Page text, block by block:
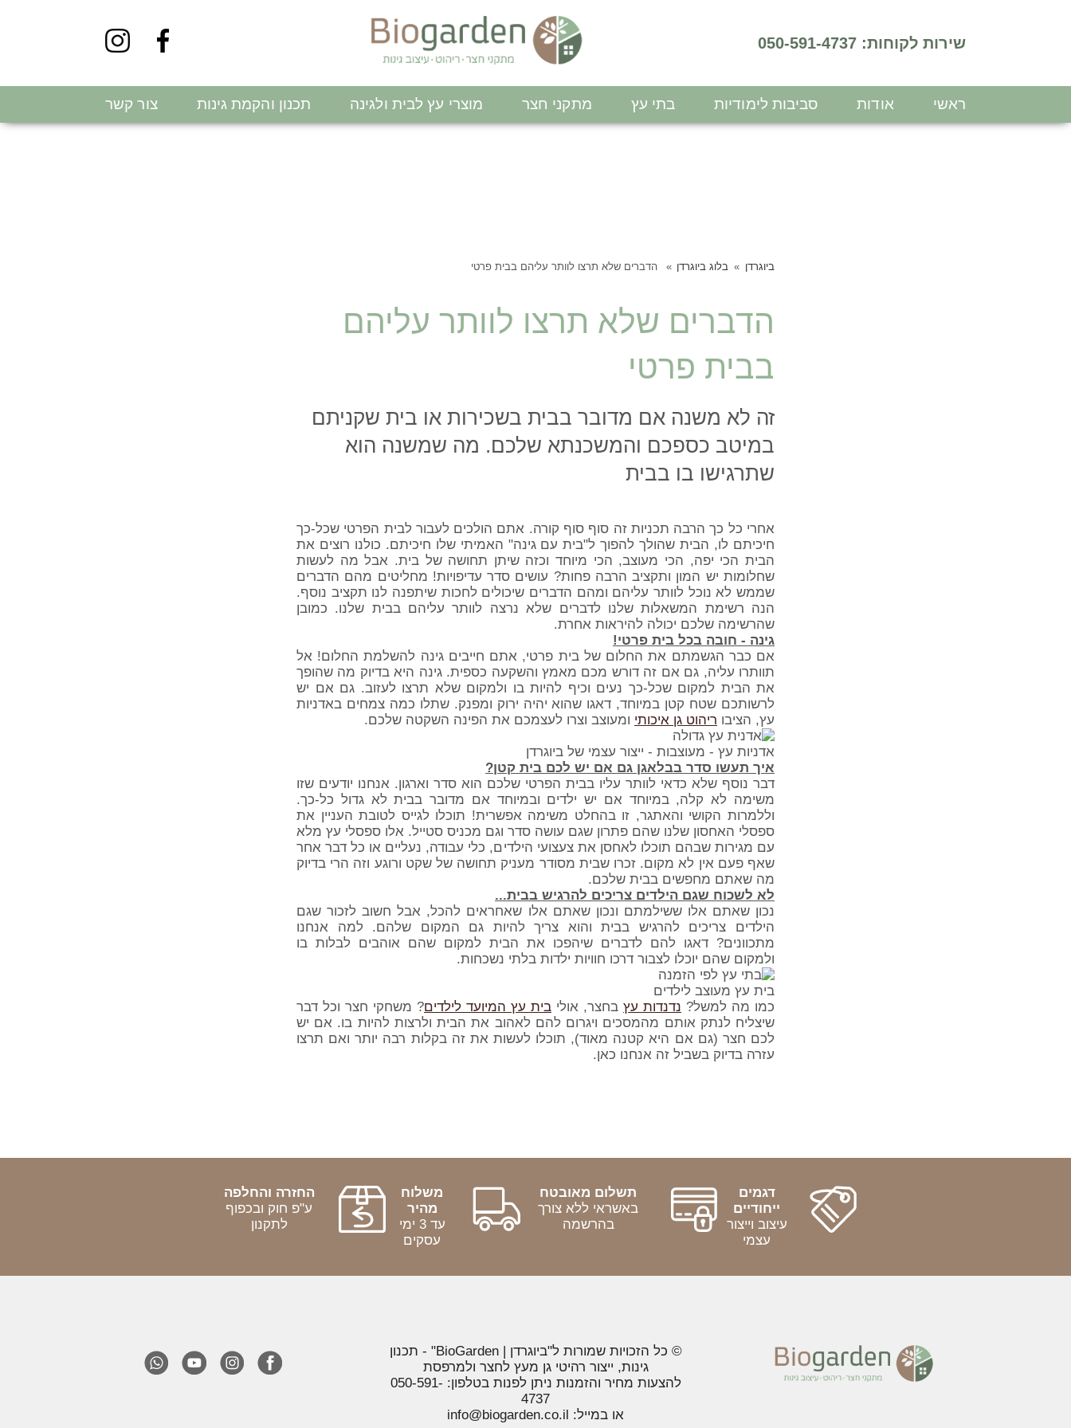
שירות לקוחות: 050-591-4737
ראשי אודות סביבות לימודיות בתי עץ מתקני חצר מוצרי עץ לבית ולגינה תכנון והקמת גינות צור קשר
ביוגרדן בלוג ביוגרדן הדברים שלא תרצו לוותר עליהם בבית פרטי
הדברים שלא תרצו לוותר עליהם
בבית פרטי
זה לא משנה אם מדובר בבית בשכירות או בית שקניתם
במיטב כספכם והמשכנתא שלכם. מה שמשנה הוא
שתרגישו בו בבית
אחרי כל כך הרבה תכניות זה סוף סוף קורה. אתם הולכים לעבור לבית הפרטי שכל-כך
חיכיתם לו, הבית שהולך להפוך ל"בית עם גינה" האמיתי שלו חיכיתם. כולנו רוצים את
הבית הכי יפה, הכי מעוצב, הכי מיוחד וכזה שיתן תחושה של בית. אבל מה לעשות
שחלומות יש המון ותקציב הרבה פחות? עושים סדר עדיפויות! מחליטים מהם הדברים
שממש לא נוכל לוותר עליהם ומהם הדברים שיכולים לחכות שיתפנה לנו תקציב נוסף.
הנה רשימת המשאלות שלנו לדברים שלא נרצה לוותר עליהם בבית שלנו. כמובן
שהרשימה שלכם יכולה להיראות אחרת.
גינה - חובה בכל בית פרטי!
אם כבר הגשמתם את החלום של בית פרטי, אתם חייבים גינה להשלמת החלום! אל
תוותרו עליה, גם אם זה דורש מכם מאמץ והשקעה כספית. גינה היא בדיוק מה שהופך
את הבית למקום שכל-כך נעים וכיף להיות בו ולמקום שלא תרצו לעזוב. גם אם יש
לרשותכם שטח קטן במיוחד, דאגו שהוא יהיה ירוק ומפנק. שתלו כמה צמחים באדניות
עץ, הציבו ריהוט גן איכותי ומעוצב וצרו לעצמכם את הפינה השקטה שלכם.
אדניות עץ - מעוצבות - ייצור עצמי של ביוגרדן
איך תעשו סדר בבלאגן גם אם יש לכם בית קטן?
דבר נוסף שלא כדאי לוותר עליו בבית הפרטי שלכם הוא סדר וארגון. אנחנו יודעים שזו
משימה לא קלה, במיוחד אם יש ילדים ובמיוחד אם מדובר בבית לא גדול כל-כך.
וללמרות הקושי והאתגר, זו בהחלט משימה אפשרית! תוכלו לגייס לטובת העניין את
ספסלי האחסון שלנו שהם פתרון שגם עושה סדר וגם מכניס סטייל. אלו ספסלי עץ מלא
עם מגירות שבהם תוכלו לאחסן את צעצועי הילדים, כלי עבודה, נעליים או כל דבר אחר
שאף פעם אין לא מקום. זכרו שבית מסודר מעניק תחושה של שקט ורוגע וזה הרי בדיוק
מה שאתם מחפשים בבית שלכם.
לא לשכוח שגם הילדים צריכים להרגיש בבית...
נכון שאתם אלו ששילמתם ונכון שאתם אלו שאחראים להכל, אבל חשוב לזכור שגם
הילדים צריכים להרגיש בבית והוא צריך להיות גם המקום שלהם. למה אנחנו
מתכוונים? דאגו להם לדברים שיהפכו את הבית למקום שהם אוהבים לבלות בו
ולמקום שהם יוכלו לצבור דרכו חוויות ילדות בלתי נשכחות.
בית עץ מעוצב לילדים
כמו מה למשל? נדנדות עץ בחצר, אולי בית עץ המיועד לילדים? משחקי חצר וכל דבר
שיצליח לנתק אותם מהמסכים ויגרום להם לאהוב את הבית ולרצות להיות בו. אם יש
לכם חצר (גם אם היא קטנה מאוד), תוכלו לעשות את זה בקלות רבה יותר ואם תרצו
עזרה בדיוק בשביל זה אנחנו כאן.
דגמים
ייחודיים
עיצוב וייצור
עצמי
תשלום מאובטח
באשראי ללא צורך
בהרשמה
משלוח
מהיר
עד 3 ימי
עסקים
החזרה והחלפה
ע"פ חוק ובכפוף
לתקנון
© כל הזכויות שמורות ל"ביוגרדן | BioGarden" - תכנון
גינות, ייצור רהיטי גן מעץ לחצר ולמרפסת
להצעות מחיר והזמנות ניתן לפנות בטלפון: 050-591-
4737
או במייל: info@biogarden.co.il